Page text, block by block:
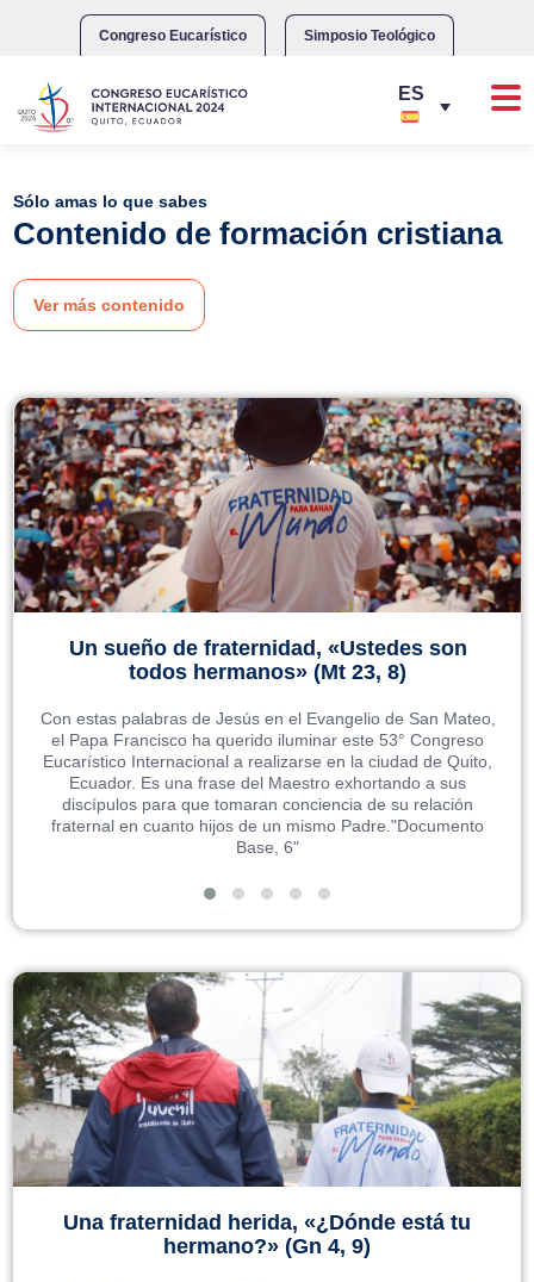
Congreso Eucarístico Simposio Teológico
Sólo amas lo que sabes
Contenido de formación cristiana
Ver más contenido
Un sueño de fraternidad, «Ustedes son
todos hermanos» (Mt 23, 8)
Con estas palabras de Jesús en el Evangelio de San Mateo,
el Papa Francisco ha querido iluminar este 53° Congreso
Eucarístico Internacional a realizarse en la ciudad de Quito,
Ecuador. Es una frase del Maestro exhortando a sus
discípulos para que tomaran conciencia de su relación
fraternal en cuanto hijos de un mismo Padre."Documento
Base, 6"
Una fraternidad herida, «¿Dónde está tu
hermano?» (Gn 4, 9)